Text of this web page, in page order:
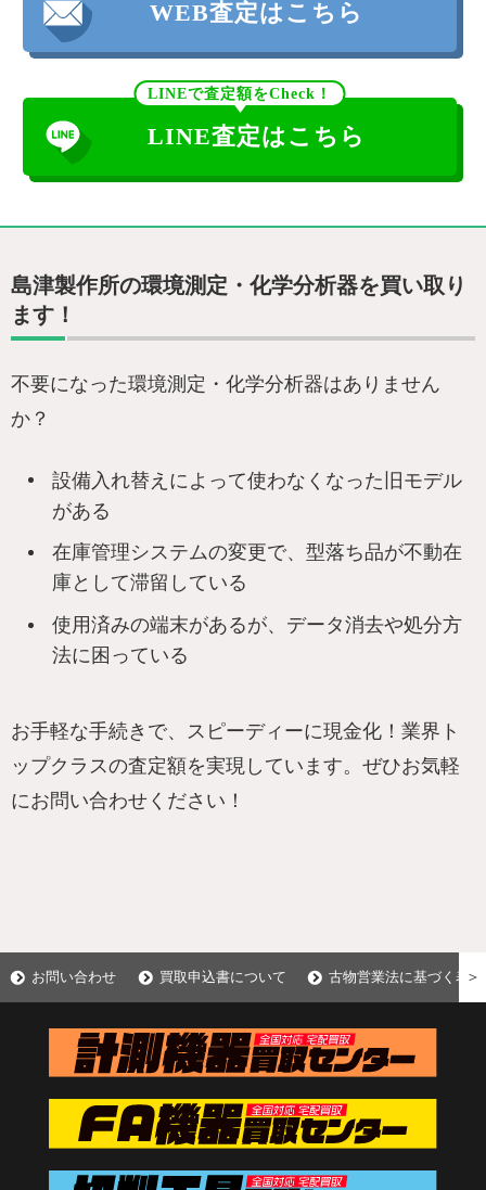
WEB査定はこちら
LINEで査定額をCheck！
LINE査定はこちら
島津製作所の環境測定・化学分析器を買い取り
ます！
不要になった環境測定・化学分析器はありません
か？
設備入れ替えによって使わなくなった旧モデル
がある
在庫管理システムの変更で、型落ち品が不動在
庫として滞留している
使用済みの端末があるが、データ消去や処分方
法に困っている
お手軽な手続きで、スピーディーに現金化！業界ト
ップクラスの査定額を実現しています。ぜひお気軽
にお問い合わせください！
お問い合わせ 買取申込書について 古物営業法に基づく表示
＞